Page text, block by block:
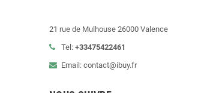
21 rue de Mulhouse 26000 Valence
Tel: +33475422461
Email: contact@ibuy.fr